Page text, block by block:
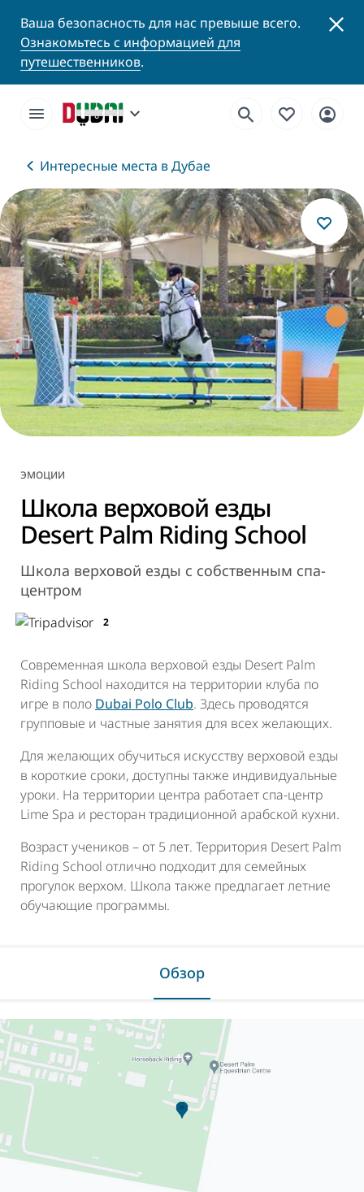
Ваша безопасность для нас превыше всего.
Ознакомьтесь с информацией для
путешественников.
Интересные места в Дубае
ЭМОЦИИ
Школа верховой езды
Desert Palm Riding School
Школа верховой езды с собственным спа-
центром
2
Современная школа верховой езды Desert Palm
Riding School находится на территории клуба по
игре в поло Dubai Polo Club. Здесь проводятся
групповые и частные занятия для всех желающих.
Для желающих обучиться искусству верховой езды
в короткие сроки, доступны также индивидуальные
уроки. На территории центра работает спа-центр
Lime Spa и ресторан традиционной арабской кухни.
Возраст учеников – от 5 лет. Территория Desert Palm
Riding School отлично подходит для семейных
прогулок верхом. Школа также предлагает летние
обучающие программы.
Обзор